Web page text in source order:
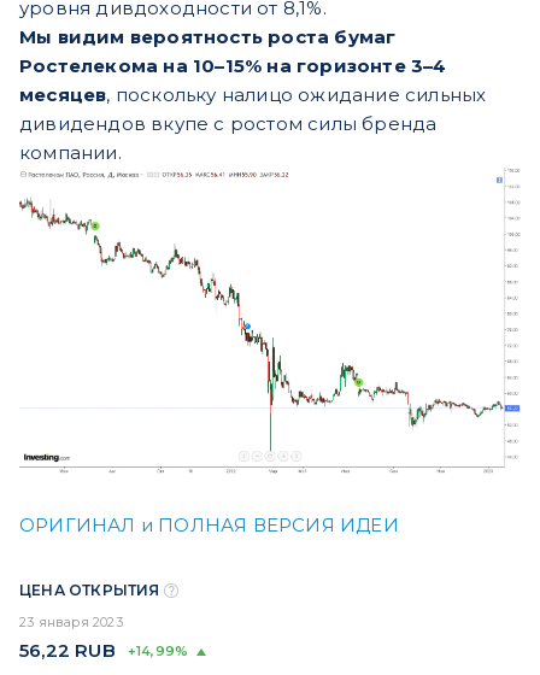
уровня дивдоходности от 8,1%.
Мы видим вероятность роста бумаг
Ростелекома на 10–15% на горизонте 3–4
месяцев, поскольку налицо ожидание сильных
дивидендов вкупе с ростом силы бренда
компании.
ОРИГИНАЛ и ПОЛНАЯ ВЕРСИЯ ИДЕИ
ЦЕНА ОТКРЫТИЯ
23 января 2023
56,22 RUB +14,99%